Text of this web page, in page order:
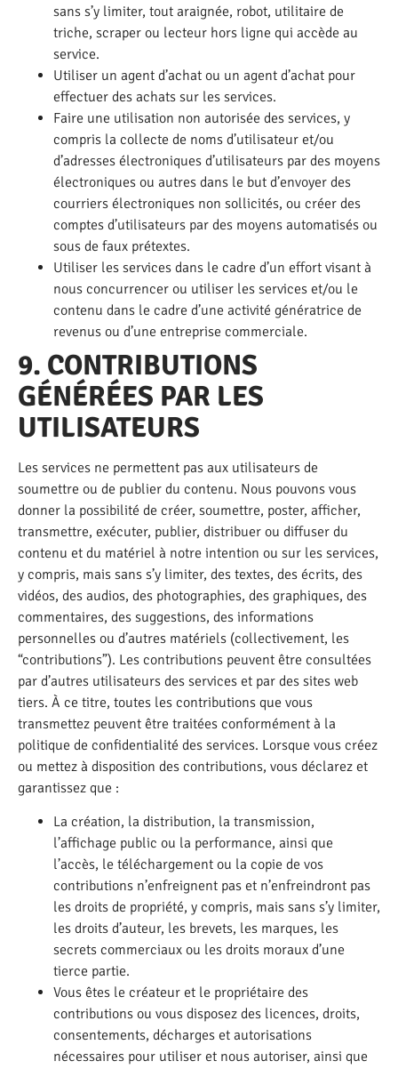
sans s’y limiter, tout araignée, robot, utilitaire de
triche, scraper ou lecteur hors ligne qui accède au
service.
Utiliser un agent d’achat ou un agent d’achat pour
effectuer des achats sur les services.
Faire une utilisation non autorisée des services, y
compris la collecte de noms d’utilisateur et/ou
d’adresses électroniques d’utilisateurs par des moyens
électroniques ou autres dans le but d’envoyer des
courriers électroniques non sollicités, ou créer des
comptes d’utilisateurs par des moyens automatisés ou
sous de faux prétextes.
Utiliser les services dans le cadre d’un effort visant à
nous concurrencer ou utiliser les services et/ou le
contenu dans le cadre d’une activité génératrice de
revenus ou d’une entreprise commerciale.
9. CONTRIBUTIONS
GÉNÉRÉES PAR LES
UTILISATEURS
Les services ne permettent pas aux utilisateurs de
soumettre ou de publier du contenu. Nous pouvons vous
donner la possibilité de créer, soumettre, poster, afficher,
transmettre, exécuter, publier, distribuer ou diffuser du
contenu et du matériel à notre intention ou sur les services,
y compris, mais sans s’y limiter, des textes, des écrits, des
vidéos, des audios, des photographies, des graphiques, des
commentaires, des suggestions, des informations
personnelles ou d’autres matériels (collectivement, les
“contributions”). Les contributions peuvent être consultées
par d’autres utilisateurs des services et par des sites web
tiers. À ce titre, toutes les contributions que vous
transmettez peuvent être traitées conformément à la
politique de confidentialité des services. Lorsque vous créez
ou mettez à disposition des contributions, vous déclarez et
garantissez que :
La création, la distribution, la transmission,
l’affichage public ou la performance, ainsi que
l’accès, le téléchargement ou la copie de vos
contributions n’enfreignent pas et n’enfreindront pas
les droits de propriété, y compris, mais sans s’y limiter,
les droits d’auteur, les brevets, les marques, les
secrets commerciaux ou les droits moraux d’une
tierce partie.
Vous êtes le créateur et le propriétaire des
contributions ou vous disposez des licences, droits,
consentements, décharges et autorisations
nécessaires pour utiliser et nous autoriser, ainsi que